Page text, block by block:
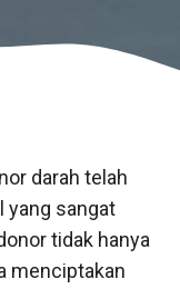
darah telah
yang sangat
tidak hanya
menciptakan